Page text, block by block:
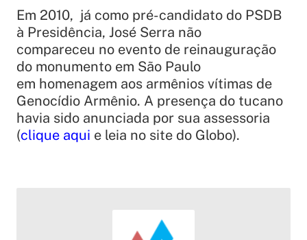
Em 2010, já como pré-candidato do PSDB
à Presidência, José Serra não
compareceu no evento de reinauguração
do monumento em São Paulo
em homenagem aos armênios vítimas de
Genocídio Armênio. A presença do tucano
havia sido anunciada por sua assessoria
(clique aqui e leia no site do Globo).